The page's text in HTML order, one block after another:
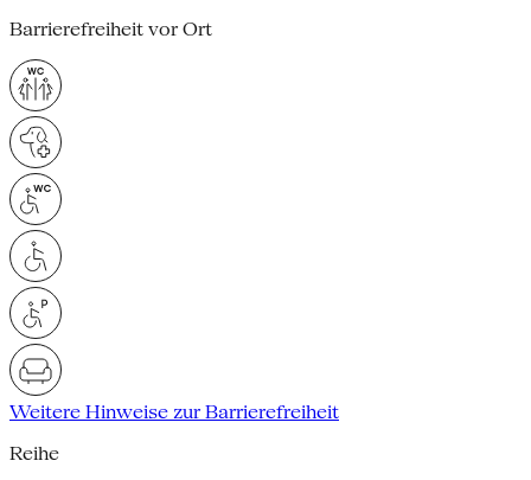
Barrierefreiheit vor Ort
Weitere Hinweise zur Barrierefreiheit
Reihe